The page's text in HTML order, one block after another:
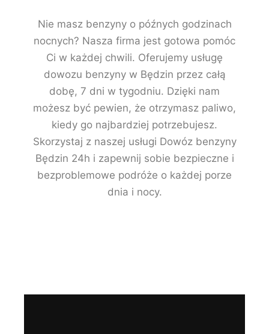
Nie masz benzyny o późnych godzinach
nocnych? Nasza firma jest gotowa pomóc
Ci w każdej chwili. Oferujemy usługę
dowozu benzyny w Będzin przez całą
dobę, 7 dni w tygodniu. Dzięki nam
możesz być pewien, że otrzymasz paliwo,
kiedy go najbardziej potrzebujesz.
Skorzystaj z naszej usługi Dowóz benzyny
Będzin 24h i zapewnij sobie bezpieczne i
bezproblemowe podróże o każdej porze
dnia i nocy.